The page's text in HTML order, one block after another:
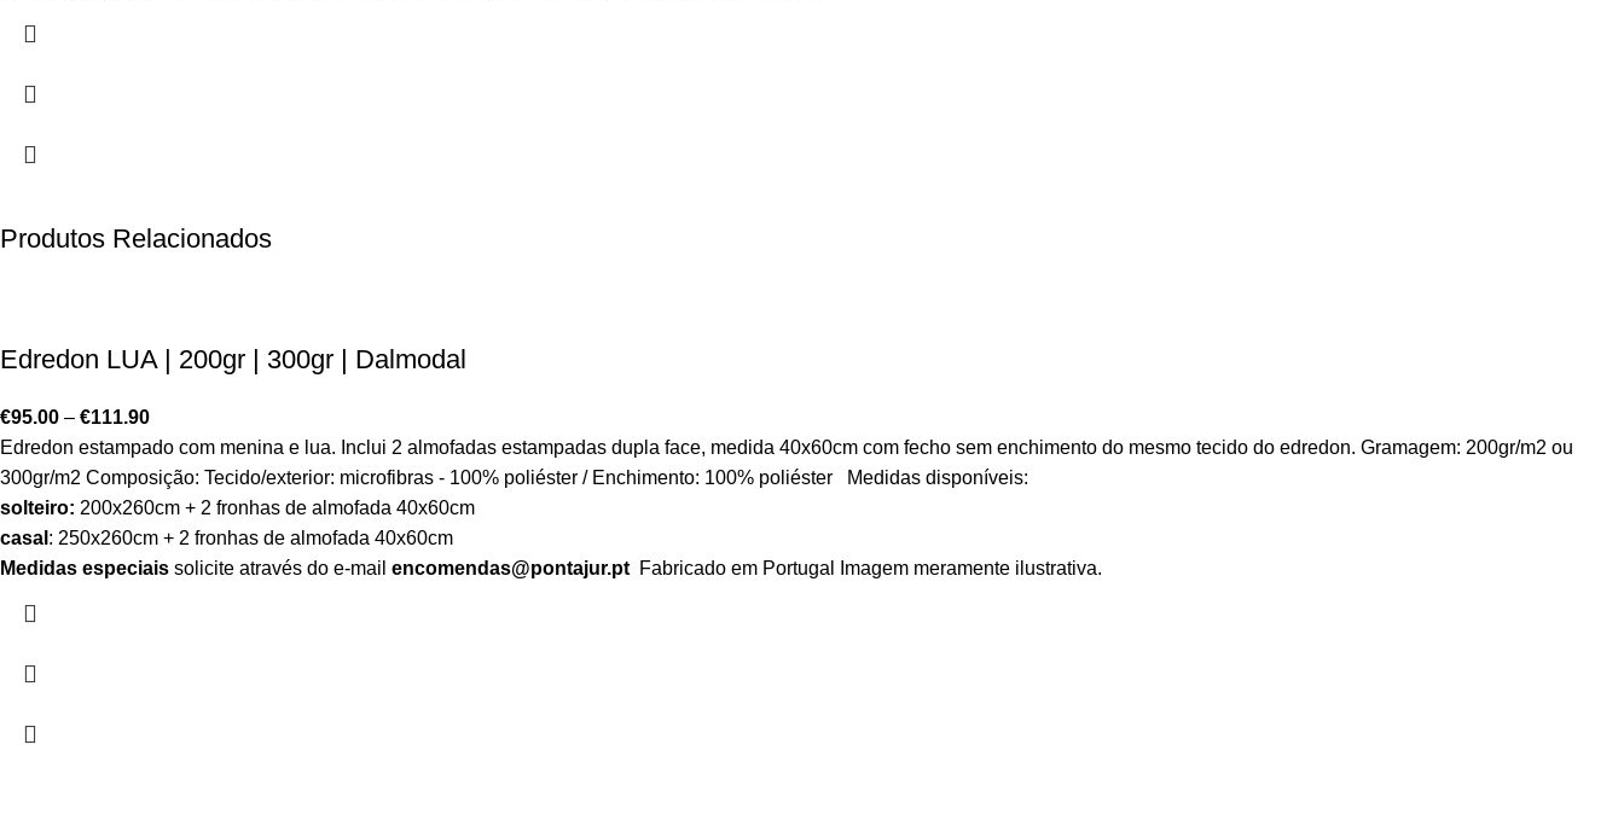
Produtos Relacionados
Edredon LUA | 200gr | 300gr | Dalmodal
€95.00 – €111.90
Edredon estampado com menina e lua. Inclui 2 almofadas estampadas dupla face, medida 40x60cm com fecho sem enchimento do mesmo tecido do edredon. Gramagem: 200gr/m2 ou
300gr/m2 Composição: Tecido/exterior: microfibras - 100% poliéster / Enchimento: 100% poliéster Medidas disponíveis:
solteiro: 200x260cm + 2 fronhas de almofada 40x60cm
casal : 250x260cm + 2 fronhas de almofada 40x60cm
Medidas especiais solicite através do e-mail encomendas@pontajur.pt Fabricado em Portugal Imagem meramente ilustrativa.